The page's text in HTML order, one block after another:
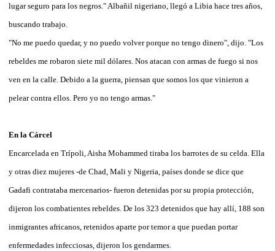
lugar seguro para los negros." Albañil nigeriano, llegó a Libia hace tres años,
buscando trabajo.
"No me puedo quedar, y no puedo volver porque no tengo dinero", dijo. "Los
rebeldes me robaron siete mil dólares. Nos atacan con armas de fuego si nos
ven en la calle. Debido a la guerra, piensan que somos los que vinieron a
pelear contra ellos. Pero yo no tengo armas."
En la Cárcel
Encarcelada en Trípoli, Aisha Mohammed tiraba los barrotes de su celda. Ella
y otras diez mujeres -de Chad, Mali y Nigeria, países donde se dice que
Gadafi contrataba mercenarios- fueron detenidas por su propia protección,
dijeron los combatientes rebeldes. De los 323 detenidos que hay allí, 188 son
inmigrantes africanos, retenidos aparte por temor a que puedan portar
enfermedades infecciosas, dijeron los gendarmes.